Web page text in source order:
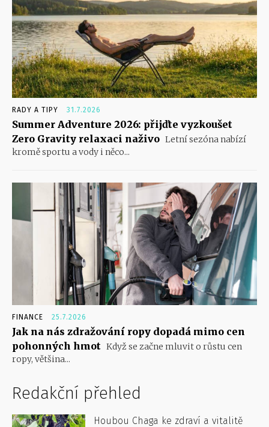
RADY A TIPY 31.7.2026
Summer Adventure 2026: přijďte vyzkoušet
Zero Gravity relaxaci naživo Letní sezóna nabízí
kromě sportu a vody i něco...
FINANCE 25.7.2026
Jak na nás zdražování ropy dopadá mimo cen
pohonných hmot Když se začne mluvit o růstu cen
ropy, většina...
Redakční přehled
Houbou Chaga ke zdraví a vitalitě